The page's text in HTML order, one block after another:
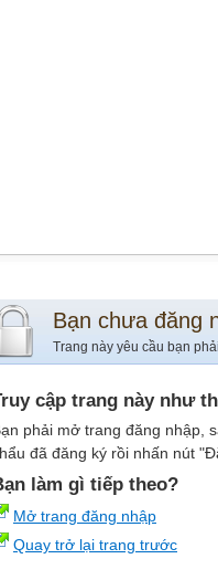
Bạn chưa đăng
Trang này yêu cầu bạn
cập trang này như
phải mở trang đăng nhập,
đã đăng ký rồi nhấn nút
làm gì tiếp theo?
Mở trang đăng nhập
Quay trở lại trang trước